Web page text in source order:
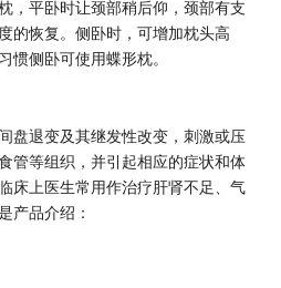
，平卧时让颈部稍后仰，颈部有支
的恢复。侧卧时，可增加枕头高
惯侧卧可使用蝶形枕。
盘退变及其继发性改变，刺激或压
管等组织，并引起相应的症状和体
床上医生常用作治疗肝肾不足、气
产品介绍：